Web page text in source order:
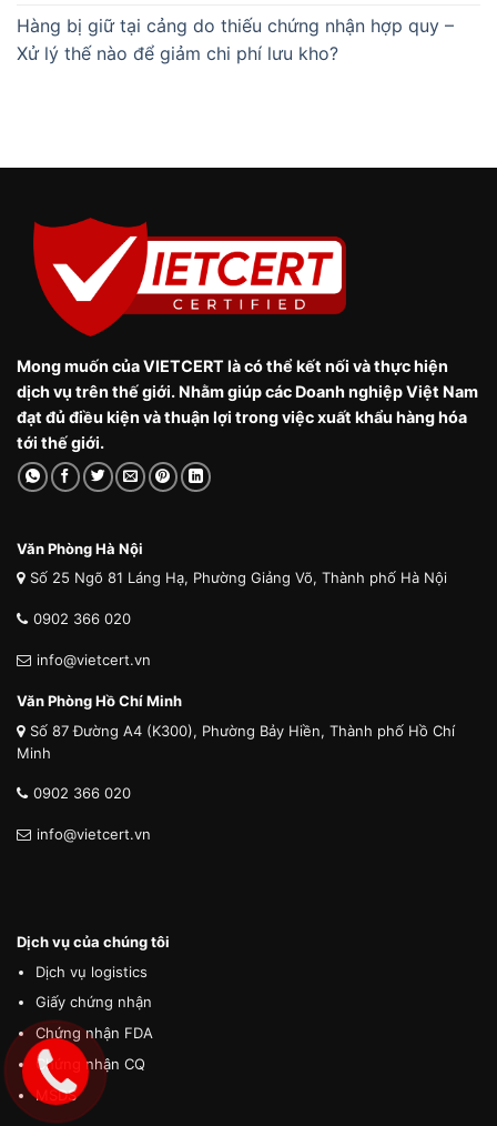
Hàng bị giữ tại cảng do thiếu chứng nhận hợp quy –
Xử lý thế nào để giảm chi phí lưu kho?
Mong muốn của VIETCERT là có thể kết nối và thực hiện
dịch vụ trên thế giới. Nhằm giúp các Doanh nghiệp Việt Nam
đạt đủ điều kiện và thuận lợi trong việc xuất khẩu hàng hóa
tới thế giới.
Văn Phòng Hà Nội
Số 25 Ngõ 81 Láng Hạ, Phường Giảng Võ, Thành phố Hà Nội
0902 366 020
info@vietcert.vn
Văn Phòng Hồ Chí Minh
Số 87 Đường A4 (K300), Phường Bảy Hiền, Thành phố Hồ Chí
Minh
0902 366 020
info@vietcert.vn
Dịch vụ của chúng tôi
Dịch vụ logistics
Giấy chứng nhận
Chứng nhận FDA
Chứng nhận CQ
MSDS